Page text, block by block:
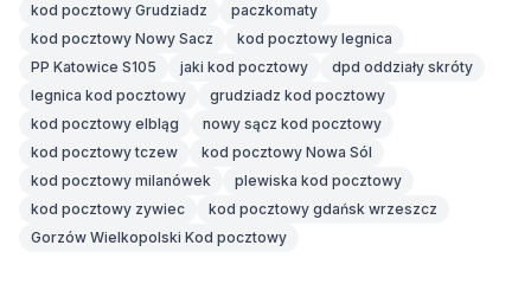
kod pocztowy Grudziadz
paczkomaty
kod pocztowy Nowy Sacz
kod pocztowy legnica
PP Katowice S105
jaki kod pocztowy
dpd oddziały skróty
legnica kod pocztowy
grudziadz kod pocztowy
kod pocztowy elbląg
nowy sącz kod pocztowy
kod pocztowy tczew
kod pocztowy Nowa Sól
kod pocztowy milanówek
plewiska kod pocztowy
kod pocztowy zywiec
kod pocztowy gdańsk wrzeszcz
Gorzów Wielkopolski Kod pocztowy